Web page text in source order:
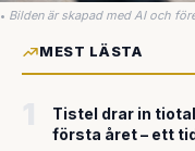
• Bilden är skapad med AI och
MEST LÄSTA
Tistel drar in
första året – ett